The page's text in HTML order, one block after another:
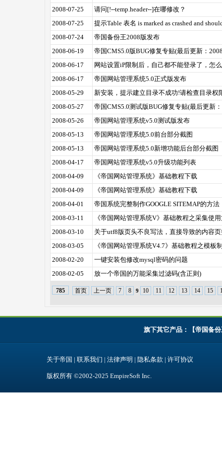
2008-07-25
请问[!--temp.header--]在哪修改？
2008-07-25
提示Table 表名 is marked as crashed and
2008-07-24
帝国备份王2008版发布
2008-06-19
帝国CMS5.0版BUG修复专贴(最后更新：
2008-06-17
网站设置iP限制后，自己都不能登录了，怎
2008-06-17
帝国网站管理系统5.0正式版发布
2008-05-29
新安装，提示建立目录不成功!请检查目录权
2008-05-27
帝国CMS5.0测试版BUG修复专贴(最后更新
2008-05-26
帝国网站管理系统v5.0测试版发布
2008-05-13
帝国网站管理系统5.0前台部分截图
2008-05-13
帝国网站管理系统5.0新增功能后台部分截图
2008-04-17
帝国网站管理系统v5.0升级功能列表
2008-04-09
《帝国网站管理系统》基础教程下载
2008-04-09
《帝国网站管理系统》基础教程下载
2008-04-01
帝国系统完整制作GOOGLE SITEMAP的方法
2008-03-11
《帝国网站管理系统V》基础教程之采集使
2008-03-10
关于utf8版页头不良写法，直接导致的内容
2008-03-05
《帝国网站管理系统V4.7》基础教程之模板
2008-02-20
一键安装包修改mysql密码的问题
2008-02-05
放一个帝国的万能采集过滤码(含正则)
785 首页 上一页 7 8 9 10 11 12 13 14 15
旗下其它产品：【帝国备份
关于帝国 | 联系我们 | 法律声明 | 隐私条款 | 许可协议
版权所有 ©2002-2025 EmpireSoft Inc.